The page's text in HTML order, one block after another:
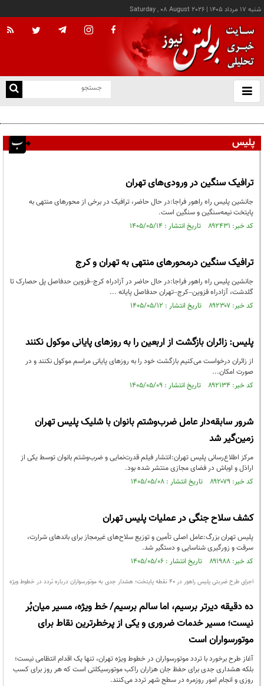
شنبه ۱۷ مرداد ۱۴۰۵ |
Saturday , 08 August 2026
باز
و
پلیس
ترافیک سنگین در ورودی‌های تهران
جانشین پلیس راه راهور فراجا:در حال حاضر، ترافیک در برخی از محورهای منتهی به
پایتخت نیمه‌سنگین و سنگین است.
کد خبر: ۸۹۲۴۳۱ تاریخ انتشار : ۱۴۰۵/۰۵/۱۴
ترافیک سنگین درمحورهای منتهی به تهران و کرج
جانشین پلیس راه راهور فراجا:در حال حاضر در آزادراه کرج–قزوین حدفاصل پل حصارک تا
گلدشت، آزادراه قزوین–کرج–تهران حدفاصل پایانه ...
کد خبر: ۸۹۲۳۰۷ تاریخ انتشار : ۱۴۰۵/۰۵/۱۲
پلیس: زائران بازگشت از اربعین را به روزهای پایانی موکول نکنند
از زائران درخواست می‌کنیم بازگشت خود را به روزهای پایانی مراسم موکول نکنند و در
صورت امکان...
کد خبر: ۸۹۲۱۳۴ تاریخ انتشار : ۱۴۰۵/۰۵/۰۹
شرور سابقه‌دار عامل ضرب‌وشتم بانوان با شلیک پلیس تهران
زمین‌گیر شد
مرکز اطلاع‌رسانی پلیس تهران:انتشار فیلم قدرت‌نمایی و ضرب‌وشتم بانوان توسط یکی از
اراذل و اوباش در فضای مجازی منتشر شده بود.
کد خبر: ۸۹۲۰۷۹ تاریخ انتشار : ۱۴۰۵/۰۵/۰۸
کشف سلاح جنگی در عملیات پلیس تهران
پلیس تهران بزرگ:عامل اصلی تأمین و توزیع سلاح‌های غیرمجاز برای باندهای شرارت،
سرقت و زورگیری شناسایی و دستگیر شد.
کد خبر: ۸۹۱۹۸۸ تاریخ انتشار : ۱۴۰۵/۰۵/۰۶
اجرای طرح ضربتی پلیس راهور در ۴۰ نقطه پایتخت؛ هشدار جدی به موتورسواران درباره تردد در خطوط ویژه
ده دقیقه دیرتر برسیم، اما سالم برسیم/ خط ویژه، مسیر میان‌بُر
نیست؛ مسیر خدمات ضروری و یکی از پرخطرترین نقاط برای
موتورسواران است
آغاز طرح برخورد با تردد موتورسواران در خطوط ویژه تهران، تنها یک اقدام انتظامی نیست؛
بلکه هشداری جدی برای حفظ جان هزاران راکب موتورسیکلتی است که هر روز برای کسب
روزی و انجام امور روزمره در سطح شهر تردد می‌کنند.